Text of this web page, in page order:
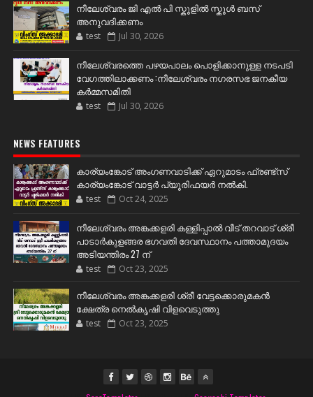
നീലേശ്വരം ജി എൽ പി സ്കൂളിൽ സ്കൂൾ ബസ്
അനുവദിക്കണം
test Jul 30, 2026
നീലേശ്വരത്തെ പഴയപാലം പൊളിക്കാനുള്ള നടപടി
വേഗത്തിലാക്കണം :നീലേശ്വരം നഗരസഭ ജനകീയ
കർമ്മസമിതി
test Jul 30, 2026
NEWS FEATURES
കാര്യംങ്കോട് അംഗണവാടിക്ക് ഏറുമാടം ഫ്രണ്ട്സ്
കാര്യംങ്കോട് വാട്ടർ പ്യൂരിഫയർ നൽകി.
test Oct 24, 2025
നീലേശ്വരം അങ്കക്കളരി കള്ളിപ്പാൽ വീട് തറവാട് ശ്രീ
പാടാർകുളങ്ങര ഭഗവതി ദേവസ്ഥാനം പത്താമുദയം
അടിയന്തിരം 27 ന്
test Oct 23, 2025
നീലേശ്വരം അങ്കക്കളരി ശ്രീ വേട്ടക്കൊരുമകൻ
ക്ഷേത്ര നെൽകൃഷി വിളവെടുത്തു
test Oct 23, 2025